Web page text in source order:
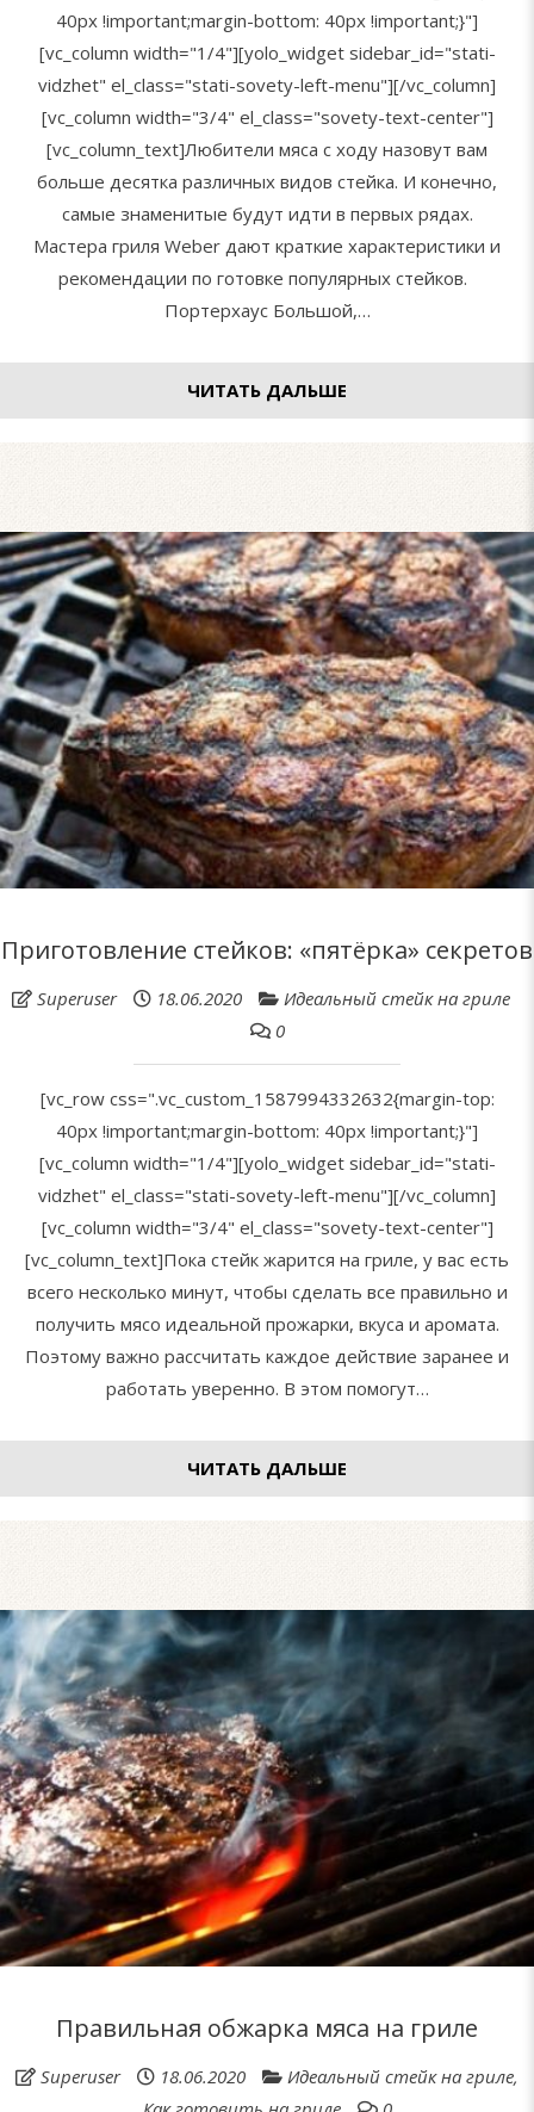
40px !important;margin-bottom: 40px !important;}"]
[vc_column width="1/4"][yolo_widget sidebar_id="stati-
vidzhet" el_class="stati-sovety-left-menu"][/vc_column]
[vc_column width="3/4" el_class="sovety-text-center"]
[vc_column_text]Любители мяса с ходу назовут вам
больше десятка различных видов стейка. И конечно,
самые знаменитые будут идти в первых рядах.
Мастера гриля Weber дают краткие характеристики и
рекомендации по готовке популярных стейков.
Портерхаус Большой,…
ЧИТАТЬ ДАЛЬШЕ
Приготовление стейков: «пятёрка» секретов
Superuser 18.06.2020
Идеальный стейк на гриле
0
[vc_row css=".vc_custom_1587994332632{margin-top:
40px !important;margin-bottom: 40px !important;}"]
[vc_column width="1/4"][yolo_widget sidebar_id="stati-
vidzhet" el_class="stati-sovety-left-menu"][/vc_column]
[vc_column width="3/4" el_class="sovety-text-center"]
[vc_column_text]Пока стейк жарится на гриле, у вас есть
всего несколько минут, чтобы сделать все правильно и
получить мясо идеальной прожарки, вкуса и аромата.
Поэтому важно рассчитать каждое действие заранее и
работать уверенно. В этом помогут…
ЧИТАТЬ ДАЛЬШЕ
Правильная обжарка мяса на гриле
Superuser 18.06.2020 Идеальный стейк на гриле,